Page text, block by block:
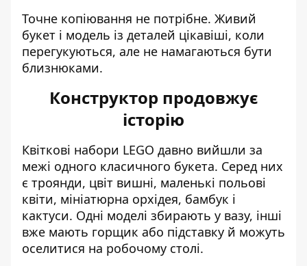
Точне копіювання не потрібне. Живий
букет і модель із деталей цікавіші, коли
перегукуються, але не намагаються бути
близнюками.
Конструктор продовжує
історію
Квіткові набори LEGO давно вийшли за
межі одного класичного букета. Серед них
є троянди, цвіт вишні, маленькі польові
квіти, мініатюрна орхідея, бамбук і
кактуси. Одні моделі збирають у вазу, інші
вже мають горщик або підставку й можуть
оселитися на робочому столі.